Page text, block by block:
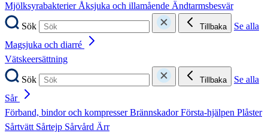
MjölksyrabakterierÅksjuka och illamående Ändtarmsbesvär
Sök
Tillbaka
Se alla
Magsjuka och diarré
Vätskeersättning
Sök
Tillbaka
Se alla
Sår
Förband, bindor och kompresserBrännskadorFörsta-hjälpen Plåster
Sårtvätt Sårtejp Sårvård Ärr